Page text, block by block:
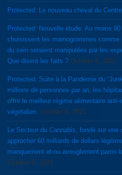
Protected: Le nouveau cheval du
Protected: Nouvelle étude: Au moins
choisissent les mamogrammes
du sein seraient manipulées par les
Que disent les faits ? October 6, 2021
Protected: Suite à la Pandémie du
millions de personnes par an, les
offrir le meilleur régime alimentaire
végétalien. October 6, 2021
Le Secteur du Cannabis, fondé sur
approcher 60 milliards de dollars
manquement et-ou aveuglement parmi
October 5, 2021